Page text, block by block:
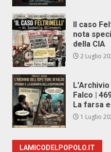
Il caso
nota
della CIA
2 Luglio
Falco |
La farsa
1 Luglio
LAMICODELPOPOLO.IT